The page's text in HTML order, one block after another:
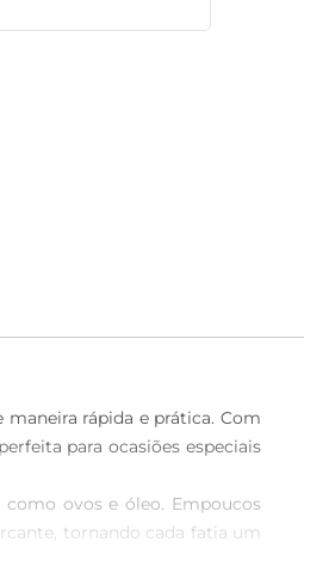
rápida e prática. Com
para ocasiões especiais
ovos e óleo. Empoucos
tornando cada fatia um